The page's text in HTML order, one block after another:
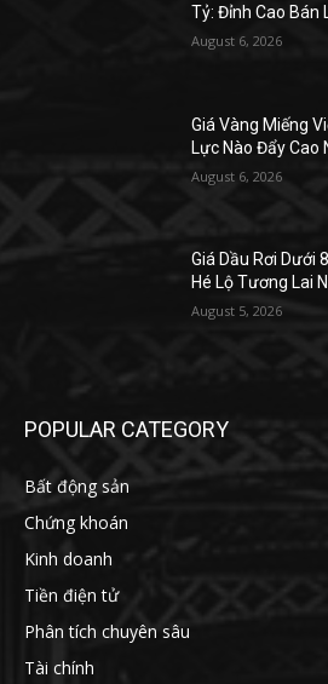
Tỷ: Đỉnh Cao Bán
August 6, 2026
Giá Vàng Miếng
Lực Nào Đẩy Cao
August 6, 2026
Giá Dầu Rơi Dưới
Hé Lộ Tương Lai
August 5, 2026
POPULAR CATEGORY
Bất động sản
Chứng khoán
Kinh doanh
Tiền điện tử
Phân tích chuyên sâu
Tài chính